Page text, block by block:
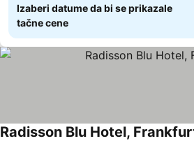
Izaberi datume da bi se prikazale
tačne cene
Radisson Blu Hotel,